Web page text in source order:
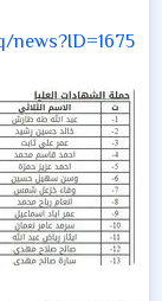
news?ID=1675